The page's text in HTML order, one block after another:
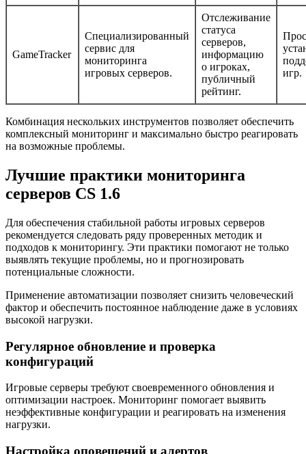
GameTracker
Специализированный
сервис для
мониторинга
игровых серверов.
Отслеживание
статуса
серверов,
информацию
о игроках,
публичный
рейтинг.
игр.
Комбинация нескольких инструментов позволяет обеспечить
комплексный мониторинг и максимально быстро реагировать
на возможные проблемы.
Лучшие практики мониторинга
серверов CS 1.6
Для обеспечения стабильной работы игровых серверов
рекомендуется следовать ряду проверенных методик и
подходов к мониторингу. Эти практики помогают не только
выявлять текущие проблемы, но и прогнозировать
потенциальные сложности.
Применение автоматизации позволяет снизить человеческий
фактор и обеспечить постоянное наблюдение даже в условиях
высокой нагрузки.
Регулярное обновление и проверка
конфигураций
Игровые серверы требуют своевременного обновления и
оптимизации настроек. Мониторинг помогает выявить
неэффективные конфигурации и реагировать на изменения
нагрузки.
Настройка оповещений и алертов